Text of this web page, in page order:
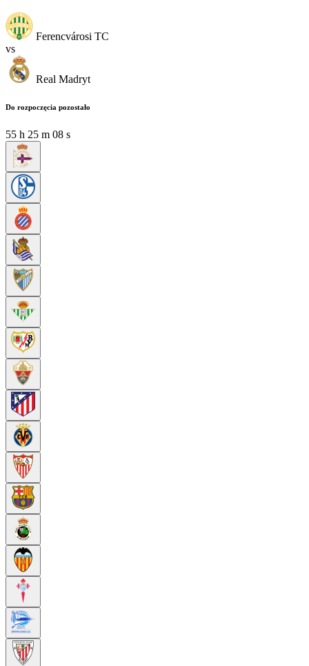
Ferencvárosi TC
vs
Real Madryt
Do rozpoczęcia pozostało
55 h 25 m 08 s